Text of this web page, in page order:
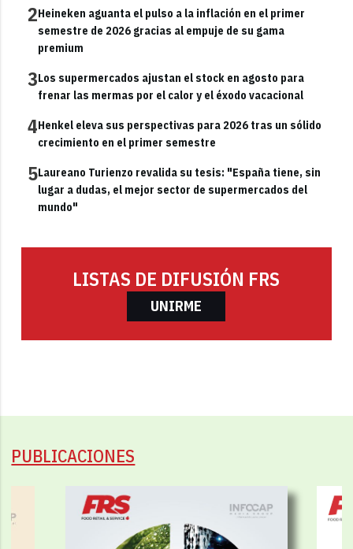
2Heineken aguanta el pulso a la inflación en el primer
semestre de 2026 gracias al empuje de su gama
premium
3Los supermercados ajustan el stock en agosto para
frenar las mermas por el calor y el éxodo vacacional
4Henkel eleva sus perspectivas para 2026 tras un sólido
crecimiento en el primer semestre
5Laureano Turienzo revalida su tesis: "España tiene, sin
lugar a dudas, el mejor sector de supermercados del
mundo"
LISTAS DE DIFUSIÓN FRS
UNIRME
PUBLICACIONES